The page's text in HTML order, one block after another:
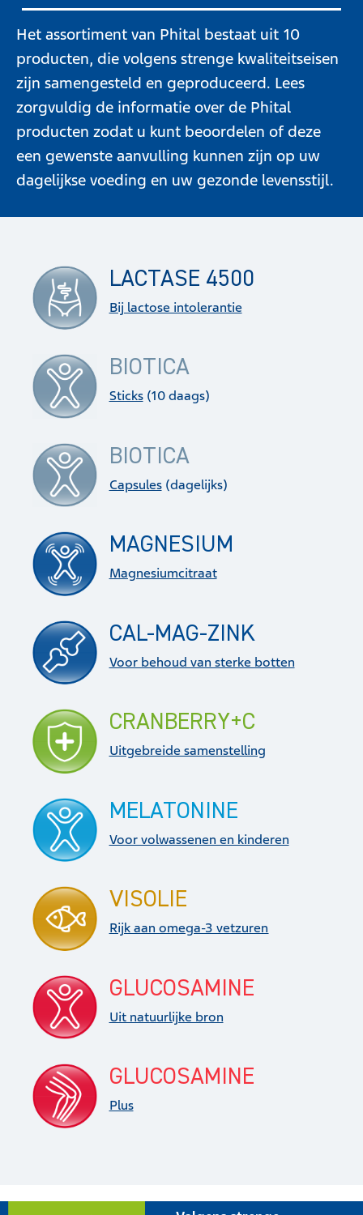
Het assortiment van Phital bestaat uit 10
producten, die volgens strenge kwaliteitseisen
zijn samengesteld en geproduceerd. Lees
zorgvuldig de informatie over de Phital
producten zodat u kunt beoordelen of deze
een gewenste aanvulling kunnen zijn op uw
dagelijkse voeding en uw gezonde levensstijl.
LACTASE 4500
Bij lactose intolerantie
BIOTICA
Sticks(10 daags)
BIOTICA
Capsules(dagelijks)
MAGNESIUM
Magnesiumcitraat
CAL-MAG-ZINK
Voor behoud van sterke botten
CRANBERRY+C
Uitgebreide samenstelling
MELATONINE
Voor volwassenen en kinderen
VISOLIE
Rijk aan omega-3 vetzuren
GLUCOSAMINE
Uit natuurlijke bron
GLUCOSAMINE
Plus